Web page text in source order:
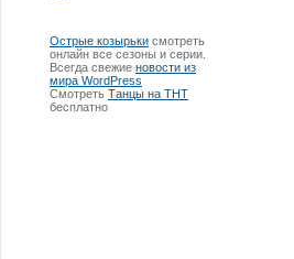
Острые козырьки смотреть
онлайн все сезоны и серии.
Всегда свежие новости из
мира WordPress
Смотреть Танцы на ТНТ
бесплатно